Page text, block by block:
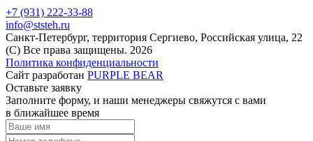
+7 (931) 222-33-88
info@ststeh.ru
Санкт-Петербург, территория Сергиево, Российская улица, 22
(C) Все права защищены. 2026
Политика конфиденциальности
Сайт разработан PURPLE BEAR
Оставьте заявку
Заполните форму, и наши менеджеры свяжутся с вами
в ближайшее время